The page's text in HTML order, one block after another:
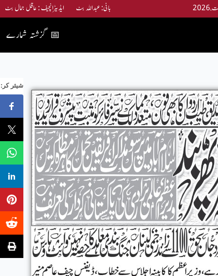
بانی: عبداللہ بٹ ایڈیٹرانچیف : عاقل جمال بٹ
گزشتہ شمارے 📅
:شیئر کر